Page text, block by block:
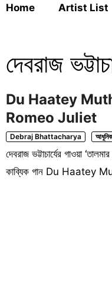
Home Artist List
দেবরাজ
Du Haatey
Romeo Juliet
Debraj Bhattacharya আধুনিক
দেবরাজ ভট্টাচার্যের গাওয়া
কাব্যিক গান Du Haatey